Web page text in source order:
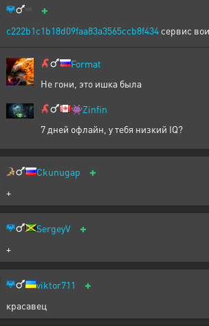
+
c222b1c1b18d09faa83a3565ccb8f434 сервис
Format
Не гони, это ишка была
👾Zinfin
7 дней офлайн, у тебя низкий IQ?
Ckunugap +
+
SergeyV +
+
viktor711 +
красавец